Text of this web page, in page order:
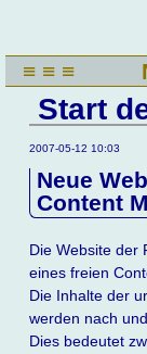
≡ ≡ ≡
Start
2007-05-12 10:03
Neue
Content
Die Website der
eines freien
Die Inhalte der
werden nach
Dies bedeutet